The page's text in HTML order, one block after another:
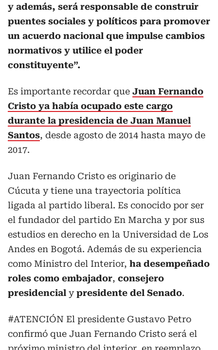
y además, será responsable de construir
puentes sociales y políticos para promover
un acuerdo nacional que impulse cambios
normativos y utilice el poder
constituyente”.
Es importante recordar que Juan Fernando
Cristo ya había ocupado este cargo
durante la presidencia de Juan Manuel
Santos, desde agosto de 2014 hasta mayo de
2017.
Juan Fernando Cristo es originario de
Cúcuta y tiene una trayectoria política
ligada al partido liberal. Es conocido por ser
el fundador del partido En Marcha y por sus
estudios en derecho en la Universidad de Los
Andes en Bogotá. Además de su experiencia
como Ministro del Interior, ha desempeñado
roles como embajador, consejero
presidencial ypresidente del Senado.
#ATENCIÓN El presidente Gustavo Petro
confirmó que Juan Fernando Cristo será el